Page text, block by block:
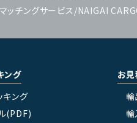
ッチングサービス/NAIGAI
ング
キング
(PDF)
お見
輸
輸